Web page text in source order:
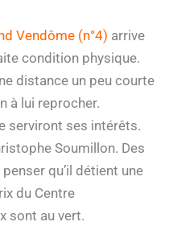
Vendôme (n°4) arrive
condition physique.
distance un peu courte
à lui reprocher.
serviront ses intérêts.
Soumillon. Des
qu’il détient une
du Centre
sont au vert.